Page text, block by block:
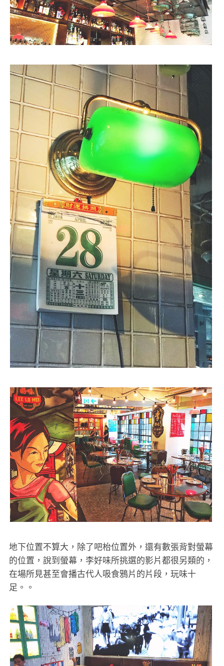
地下位置不算大，除了吧枱位置外，還有數張背對螢幕
的位置，說到螢幕，李好味所挑選的影片都很另類的，
在場所見甚至會播古代人吸食鴉片的片段，玩味十
足。。